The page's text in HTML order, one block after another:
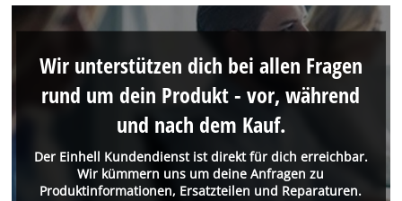
Der Einhell Kundendienst ist direkt für dich erreichbar.
Wir kümmern uns um deine Anfragen zu
Produktinformationen, Ersatzteilen und Reparaturen.
Wir unterstützen dich bei allen Fragen
rund um dein Produkt - vor, während
und nach dem Kauf.